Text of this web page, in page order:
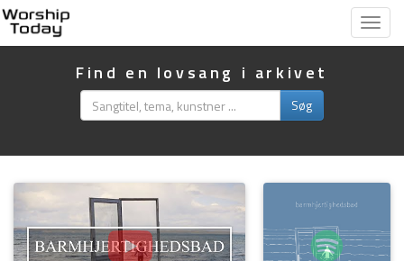
Vis
Find en lovsang i arkivet
Søg